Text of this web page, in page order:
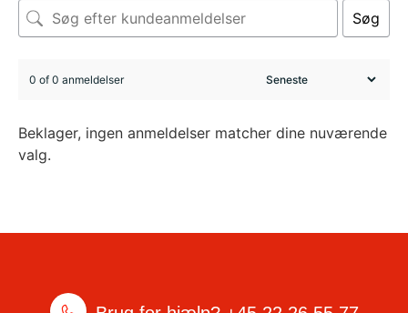
Søg
0 of 0 anmeldelser
Beklager, ingen anmeldelser matcher dine nuværende
valg.